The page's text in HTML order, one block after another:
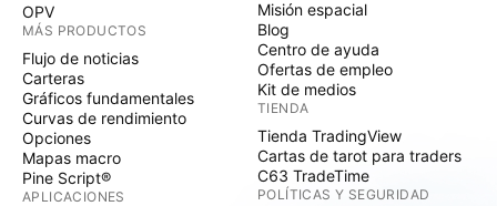
OPV
MÁS PRODUCTOS
Flujo de noticias
Carteras
Gráficos fundamentales
Curvas de rendimiento
Opciones
Mapas macro
Pine Script®
APLICACIONES
Misión espacial
Blog
Centro de ayuda
Ofertas de empleo
Kit de medios
TIENDA
Tienda TradingView
Cartas de tarot para traders
C63 TradeTime
POLÍTICAS Y SEGURIDAD